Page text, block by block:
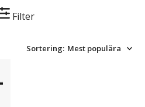
Filter
Sortering: Mest populära